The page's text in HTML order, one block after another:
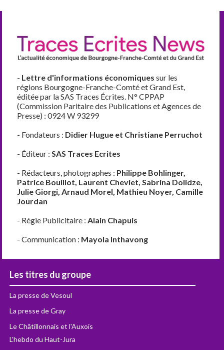
- Lettre d'informations économiques sur les
régions Bourgogne-Franche-Comté et Grand Est,
éditée par la SAS Traces Écrites. N° CPPAP
(Commission Paritaire des Publications et Agences de
Presse) : 0924 W 93299
- Fondateurs : Didier Hugue et Christiane Perruchot
- Éditeur :SAS Traces Ecrites
- Rédacteurs, photographes : Philippe Bohlinger,
Patrice Bouillot, Laurent Cheviet, Sabrina Dolidze,
Julie Giorgi, Arnaud Morel, Mathieu Noyer, Camille
Jourdan
- Régie Publicitaire :Alain Chapuis
- Communication : Mayola Inthavong
Les titres du groupe
La presse de Vesoul
La presse de Gray
Le Châtillonnais et l'Auxois
L'hebdo du Haut-Jura